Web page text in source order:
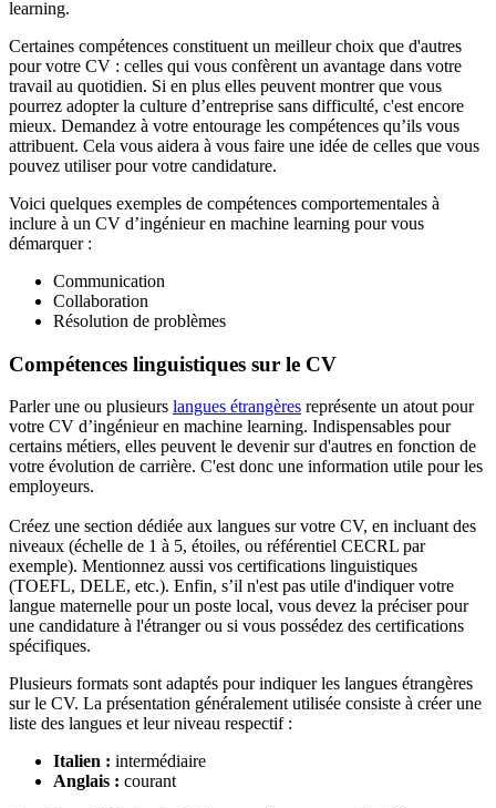
learning.
Certaines compétences constituent un meilleur choix que d'autres
pour votre CV : celles qui vous confèrent un avantage dans votre
travail au quotidien. Si en plus elles peuvent montrer que vous
pourrez adopter la culture d’entreprise sans difficulté, c'est encore
mieux. Demandez à votre entourage les compétences qu’ils vous
attribuent. Cela vous aidera à vous faire une idée de celles que vous
pouvez utiliser pour votre candidature.
Voici quelques exemples de compétences comportementales à
inclure à un CV d’ingénieur en machine learning pour vous
démarquer :
Communication
Collaboration
Résolution de problèmes
Compétences linguistiques sur le CV
Parler une ou plusieurs langues étrangères représente un atout pour
votre CV d’ingénieur en machine learning. Indispensables pour
certains métiers, elles peuvent le devenir sur d'autres en fonction de
votre évolution de carrière. C'est donc une information utile pour les
employeurs.
Créez une section dédiée aux langues sur votre CV, en incluant des
niveaux (échelle de 1 à 5, étoiles, ou référentiel CECRL par
exemple). Mentionnez aussi vos certifications linguistiques
(TOEFL, DELE, etc.). Enfin, s’il n'est pas utile d'indiquer votre
langue maternelle pour un poste local, vous devez la préciser pour
une candidature à l'étranger ou si vous possédez des certifications
spécifiques.
Plusieurs formats sont adaptés pour indiquer les langues étrangères
sur le CV. La présentation généralement utilisée consiste à créer une
liste des langues et leur niveau respectif :
Italien : intermédiaire
Anglais : courant